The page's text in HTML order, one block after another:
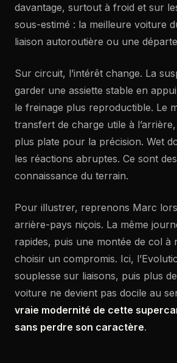
davantage, surtout à froid et sur
sous-estimé : la meilleure voiture
liaison autoroutière ou une
Sur circuit, l’intérêt change. La
garder une assiette stable en
le freinage plus reproductible. Le
transfert de charge utile à
plus plate pour la précision. Wet
les réactions abruptes. Ce sont
connaissance du terrain.
Pour illustrer, reprenons Marc
arrière-pays niçois. La même
rapides, puis une montée de col
choisir un compromis. Ici,
souplesse sur liaisons, puis plus
voiture ne devient pas docile au
vraie modernité de cette
sans perdre son caractère.